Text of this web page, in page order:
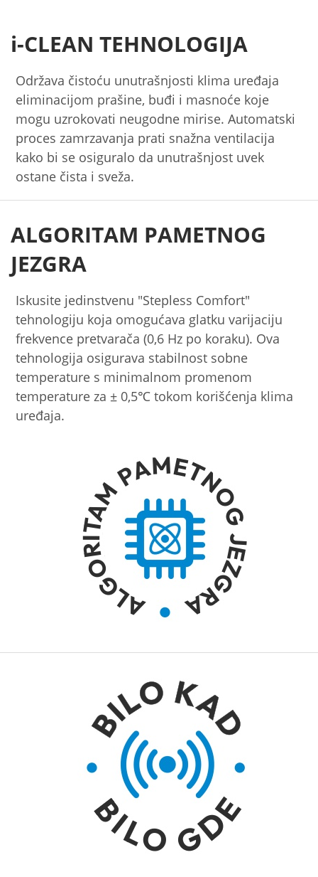
i-CLEAN TEHNOLOGIJA
Održava čistoću unutrašnjosti klima uređaja
eliminacijom prašine, buđi i masnoće koje
mogu uzrokovati neugodne mirise. Automatski
proces zamrzavanja prati snažna ventilacija
kako bi se osiguralo da unutrašnjost uvek
ostane čista i sveža.
ALGORITAM PAMETNOG
JEZGRA
Iskusite jedinstvenu "Stepless Comfort"
tehnologiju koja omogućava glatku varijaciju
frekvence pretvarača (0,6 Hz po koraku). Ova
tehnologija osigurava stabilnost sobne
temperature s minimalnom promenom
temperature za ± 0,5℃ tokom korišćenja klima
uređaja.